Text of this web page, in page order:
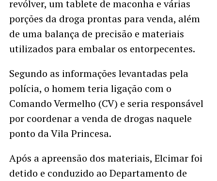
revólver, um tablete de maconha e várias
porções da droga prontas para venda, além
de uma balança de precisão e materiais
utilizados para embalar os entorpecentes.
Segundo as informações levantadas pela
polícia, o homem teria ligação com o
Comando Vermelho (CV) e seria responsável
por coordenar a venda de drogas naquele
ponto da Vila Princesa.
Após a apreensão dos materiais, Elcimar foi
detido e conduzido ao Departamento de